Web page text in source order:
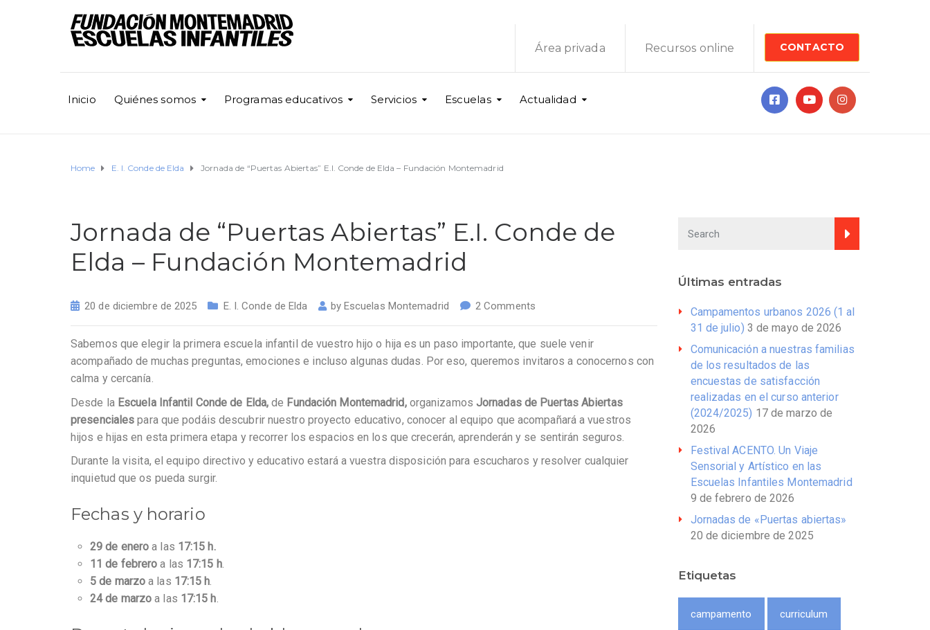
CONTACTO
Área privada Recursos online
Inicio Quiénes somos Programas educativos Servicios Escuelas Actualidad
Home E. I. Conde de Elda Jornada de “Puertas Abiertas” E.I. Conde de Elda – Fundación Montemadrid
Jornada de “Puertas Abiertas” E.I. Conde de
Elda – Fundación Montemadrid
20 de diciembre de 2025 E. I. Conde de Elda by Escuelas Montemadrid 2 Comments
Sabemos que elegir la primera escuela infantil de vuestro hijo o hija es un paso importante, que suele venir
acompañado de muchas preguntas, emociones e incluso algunas dudas. Por eso, queremos invitaros a conocernos con
calma y cercanía.
Desde la Escuela Infantil Conde de Elda, de Fundación Montemadrid,organizamos Jornadas de Puertas Abiertas
presencialespara que podáis descubrir nuestro proyecto educativo, conocer al equipo que acompañará a vuestros
hijos e hijas en esta primera etapa y recorrer los espacios en los que crecerán, aprenderán y se sentirán seguros.
Durante la visita, el equipo directivo y educativo estará a vuestra disposición para escucharos y resolver cualquier
inquietud que os pueda surgir.
Fechas y horario
29 de enero a las 17:15 h.
11 de febrero a las 17:15 h.
5 de marzo a las 17:15 h.
24 de marzo a las 17:15 h.
Últimas entradas
Campamentos urbanos 2026 (1 al
31 de julio) 3 de mayo de 2026
Comunicación a nuestras familias
de los resultados de las
encuestas de satisfacción
realizadas en el curso anterior
(2024/2025) 17 de marzo de
2026
Festival ACENTO. Un Viaje
Sensorial y Artístico en las
Escuelas Infantiles Montemadrid
9 de febrero de 2026
Jornadas de «Puertas abiertas»
20 de diciembre de 2025
Etiquetas
campamento curriculum